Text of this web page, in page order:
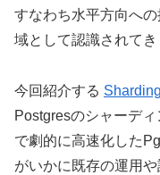
すなわち水平方向へ
域として認識されてき
今回紹介する
Postgresのシャーディ
で劇的に高速化した
がいかに既存の運用